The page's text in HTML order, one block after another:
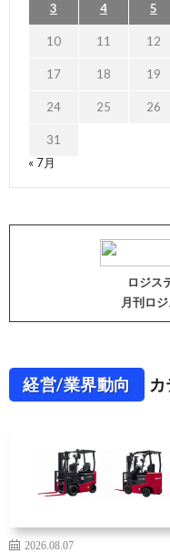
3 4 5
10 11 12
17 18 19
24 25 26
31
« 7月
ロジス
月刊ロ
経営/業界動向
2026.08.07